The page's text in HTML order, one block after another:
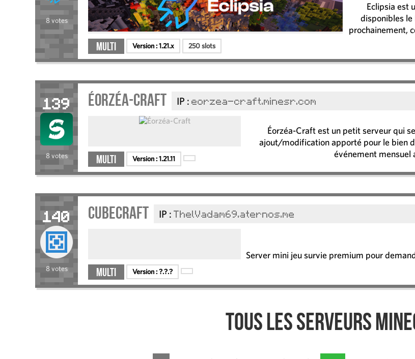
8 votes
Multi Version :1.21.x 250 slots
Eclipsia est
disponibles le
prochainement,
139
8 votes
Éorzéa-Craft IP : eorzea-craft.minesr.com
Multi Version :1.21.11
Éorzéa-Craft est un petit serveur qui
ajout/modification apporté pour le bien
événement mensuel
140
8 votes
CubeCraft IP : ThelVadam69.aternos.me
Multi Version :?.?.?
Server mini jeu survie premium pour
Tous les serveurs